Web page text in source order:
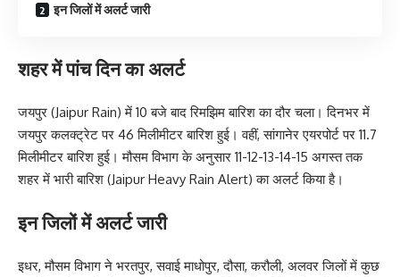
इन जिलों में अलर्ट जारी
शहर में पांच दिन का अलर्ट
जयपुर (Jaipur Rain) में 10 बजे बाद रिमझिम बारिश का दौर चला। दिनभर में
जयपुर कलक्ट्रेट पर 46 मिलीमीटर बारिश हुई। वहीं, सांगानेर एयरपोर्ट पर 11.7
मिलीमीटर बारिश हुई। मौसम विभाग के अनुसार 11-12-13-14-15 अगस्त तक
शहर में भारी बारिश (Jaipur Heavy Rain Alert) का अलर्ट किया है।
इन जिलों में अलर्ट जारी
इधर, मौसम विभाग ने भरतपुर, सवाई माधोपुर, दौसा, करौली, अलवर जिलों में कुछ